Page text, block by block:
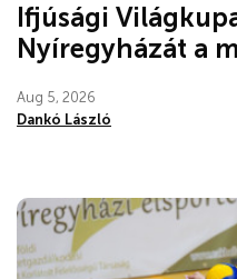
Ifjúsági
Nyíregyházát a
Aug 5, 2026
Dankó László